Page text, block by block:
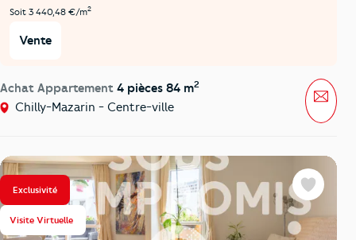
Soit 3 440,48 €/m2
Vente
Achat Appartement 4 pièces 84 m2
Chilly-Mazarin - Centre-ville
Exclusivité
Visite Virtuelle
Favoris